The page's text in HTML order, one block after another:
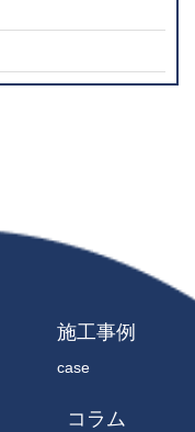
施工事例
case
コラム